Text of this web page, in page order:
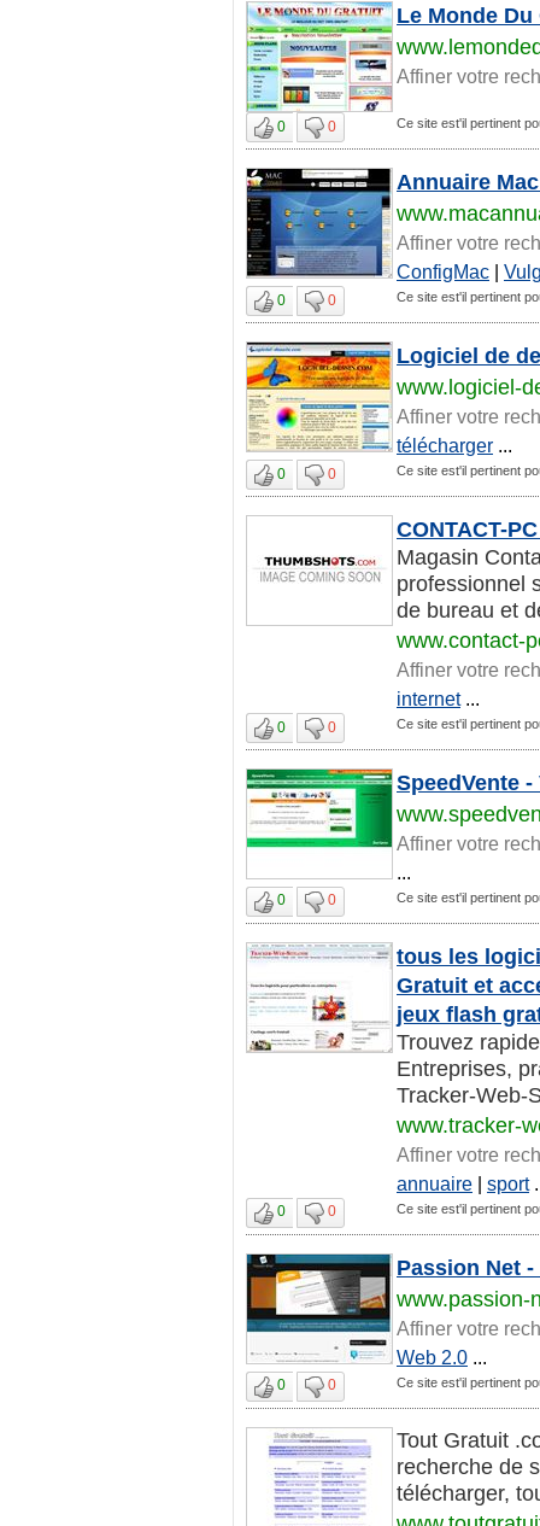
Le Monde
Affiner votre
0 0 Ce site est'il pertinent
Annuaire
Affiner votre
ConfigMac |
0 0 Ce site est'il pertinent
Logiciel de
www.logiciel-
Affiner votre
télécharger ...
0 0 Ce site est'il pertinent
CONTACT-
Magasin
professionnel
de bureau et
www.contact-
Affiner votre
internet...
0 0 Ce site est'il pertinent
SpeedVente
Affiner votre
...
0 0 Ce site est'il pertinent
tous les
Gratuit et
jeux flash
Trouvez
Entreprises,
Tracker-Web-
www.tracker-
Affiner votre
annuaire | sport
0 0 Ce site est'il pertinent
Passion Net
www.passion-
Affiner votre
Web 2.0 ...
0 0 Ce site est'il pertinent
Tout Gratuit
recherche de
télécharger,